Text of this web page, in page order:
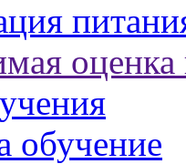
оценка
обучение